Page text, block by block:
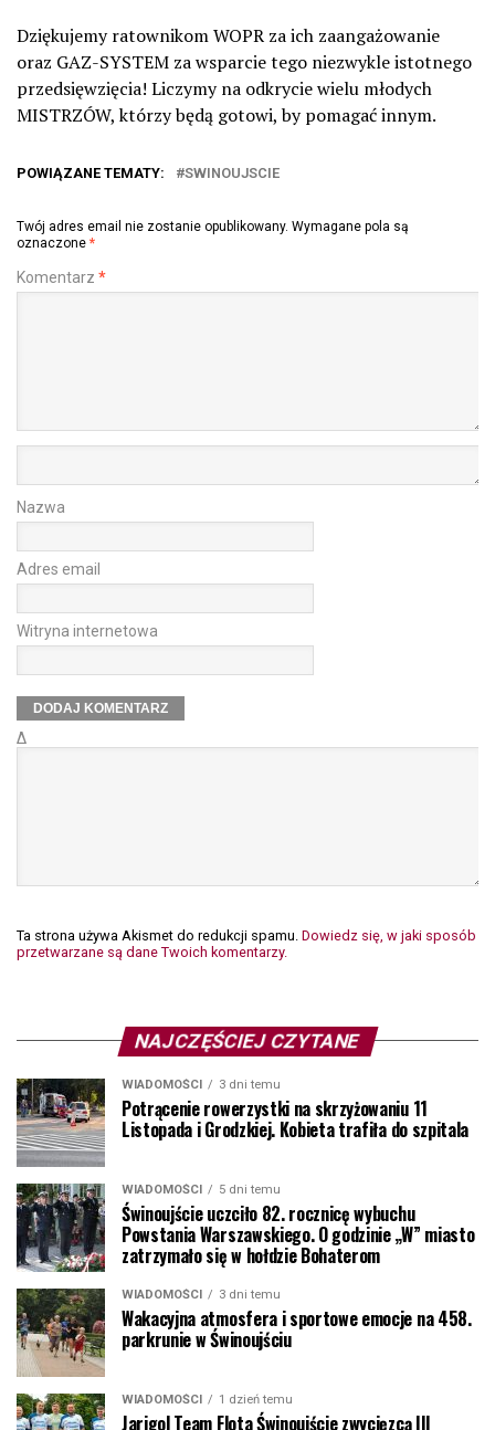
Dziękujemy ratownikom WOPR za ich zaangażowanie
oraz GAZ-SYSTEM za wsparcie tego niezwykle istotnego
przedsięwzięcia! Liczymy na odkrycie wielu młodych
MISTRZÓW, którzy będą gotowi, by pomagać innym.
POWIĄZANE TEMATY: SWINOUJSCIE
Twój adres email nie zostanie opublikowany. Wymagane pola są
oznaczone *
Komentarz *
Nazwa
Adres email
Witryna internetowa
Δ
Ta strona używa Akismet do redukcji spamu. Dowiedz się, w jaki sposób
przetwarzane są dane Twoich komentarzy.
NAJCZĘŚCIEJ CZYTANE
WIADOMOŚCI 3 dni temu
Potrącenie rowerzystki na skrzyżowaniu 11
Listopada i Grodzkiej. Kobieta trafiła do szpitala
WIADOMOŚCI 5 dni temu
Świnoujście uczciło 82. rocznicę wybuchu
Powstania Warszawskiego. O godzinie „W” miasto
zatrzymało się w hołdzie Bohaterom
WIADOMOŚCI 3 dni temu
Wakacyjna atmosfera i sportowe emocje na 458.
parkrunie w Świnoujściu
WIADOMOŚCI 1 dzień temu
Jarigol Team Flota Świnoujście zwycięzcą III